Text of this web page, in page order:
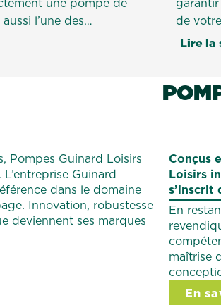
l’une des
le plus de questions.
de
Lire la
Pompes Guinard Loisirs
Guinard
dans le domaine
Innovation, robustesse
deviennent ses marques
Conçus
Loisirs
s’inscrit
En
maîtrise
En